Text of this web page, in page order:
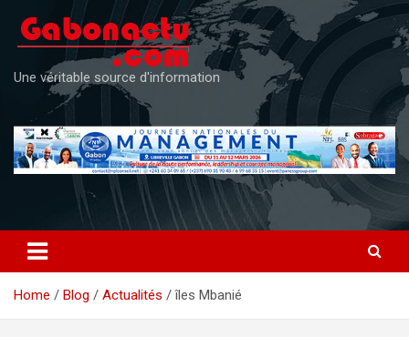
content
Une véritable source d'information
Home Blog Actualités îles Mbanié